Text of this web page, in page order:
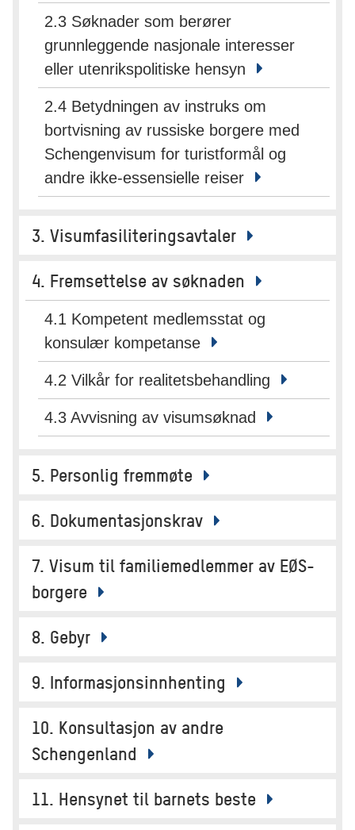
2.3 Søknader som berører
grunnleggende nasjonale interesser
eller utenrikspolitiske hensyn
2.4 Betydningen av instruks om
bortvisning av russiske borgere med
Schengenvisum for turistformål og
andre ikke-essensielle reiser
3. Visumfasiliteringsavtaler
4. Fremsettelse av søknaden
4.1 Kompetent medlemsstat og
konsulær kompetanse
4.2 Vilkår for realitetsbehandling
4.3 Avvisning av visumsøknad
5. Personlig fremmøte
6. Dokumentasjonskrav
7. Visum til familiemedlemmer av EØS-
borgere
8. Gebyr
9. Informasjonsinnhenting
10. Konsultasjon av andre
Schengenland
11. Hensynet til barnets beste